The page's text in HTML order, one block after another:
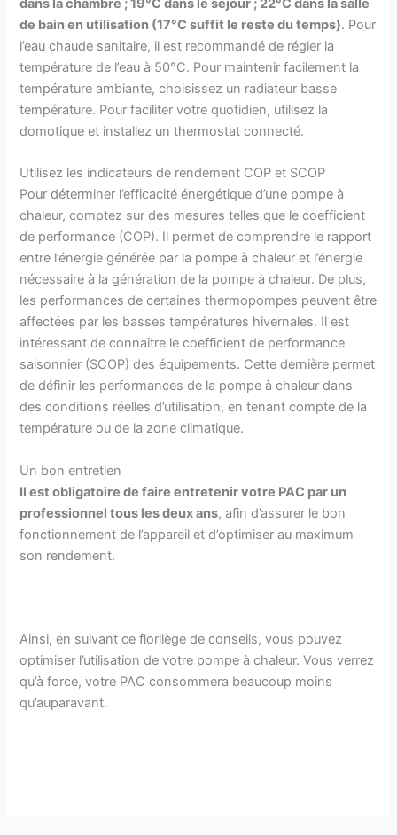
dans la chambre ; 19°C dans le séjour ; 22°C dans la salle
de bain en utilisation (17°C suffit le reste du temps). Pour
l’eau chaude sanitaire, il est recommandé de régler la
température de l’eau à 50°C. Pour maintenir facilement la
température ambiante, choisissez un radiateur basse
température. Pour faciliter votre quotidien, utilisez la
domotique et installez un thermostat connecté.
Utilisez les indicateurs de rendement COP et SCOP
Pour déterminer l’efficacité énergétique d’une pompe à
chaleur, comptez sur des mesures telles que le coefficient
de performance (COP). Il permet de comprendre le rapport
entre l’énergie générée par la pompe à chaleur et l’énergie
nécessaire à la génération de la pompe à chaleur. De plus,
les performances de certaines thermopompes peuvent être
affectées par les basses températures hivernales. Il est
intéressant de connaître le coefficient de performance
saisonnier (SCOP) des équipements. Cette dernière permet
de définir les performances de la pompe à chaleur dans
des conditions réelles d’utilisation, en tenant compte de la
température ou de la zone climatique.
Un bon entretien
Il est obligatoire de faire entretenir votre PAC par un
professionnel tous les deux ans, afin d’assurer le bon
fonctionnement de l’appareil et d’optimiser au maximum
son rendement.
Ainsi, en suivant ce florilège de conseils, vous pouvez
optimiser l’utilisation de votre pompe à chaleur. Vous verrez
qu’à force, votre PAC consommera beaucoup moins
qu’auparavant.